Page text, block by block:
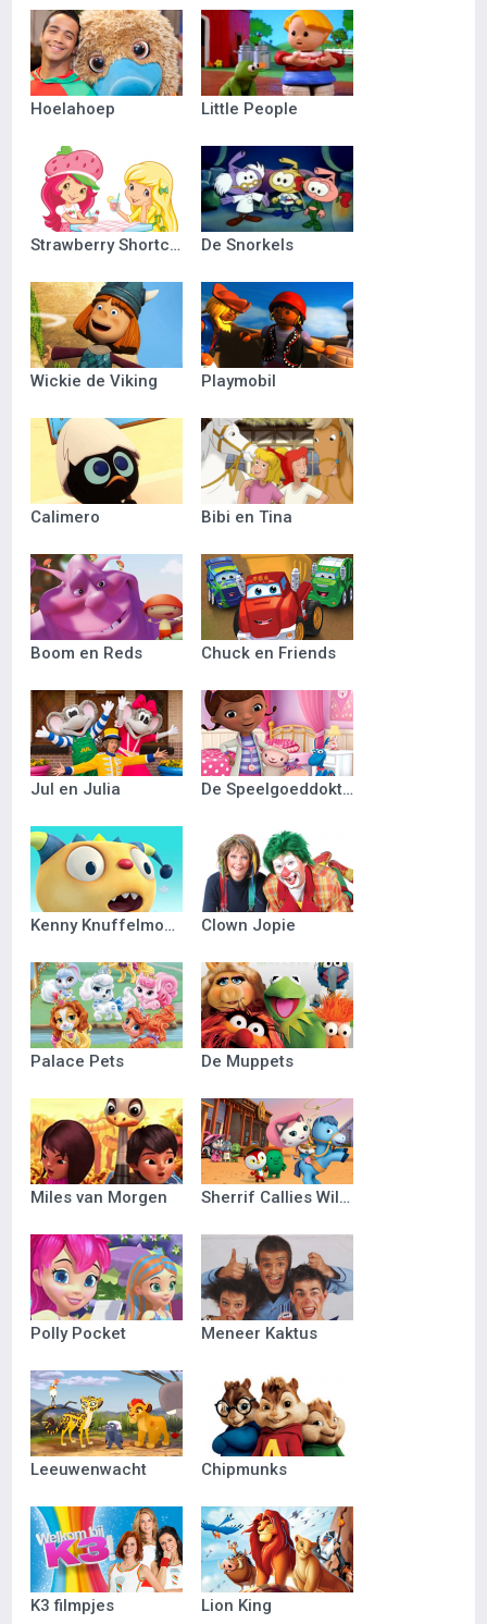
Hoelahoep Little People
Strawberry Shortcake De Snorkels
Wickie de Viking Playmobil
Calimero Bibi en Tina
Boom en Reds Chuck en Friends
Jul en Julia De Speelgoeddokter
Kenny Knuffelmonster Clown Jopie
Palace Pets De Muppets
Miles van Morgen Sherrif Callies Wilde Westen
Polly Pocket Meneer Kaktus
Leeuwenwacht Chipmunks
K3 filmpjes Lion King